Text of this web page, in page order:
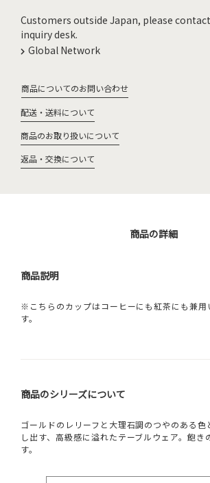
Customers outside Japan, please
inquiry desk.
Global Network
商品についてのお問い合わせ
配送・送料について
商品のお取り扱いについて
返品・交換について
商品の詳細
商品説明
※こちらのカップはコーヒーにも紅茶にも兼用
す。
商品のシリーズについて
ゴールドのレリーフと大理石調のつやのある
し出す、高級感に溢れたテーブルウェア。飽き
す。